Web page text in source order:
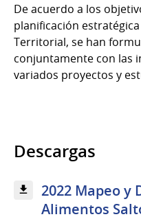
De acuerdo a los
planificación
Territorial, se han
conjuntamente con las
variados proyectos y
Descargas
2022 Mapeo y
Alimentos